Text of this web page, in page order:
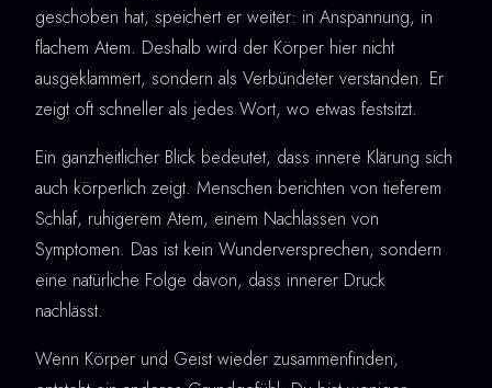
geschoben hat, speichert er weiter: in Anspannung, in
flachem Atem. Deshalb wird der Körper hier nicht
ausgeklammert, sondern als Verbündeter verstanden. Er
zeigt oft schneller als jedes Wort, wo etwas festsitzt.
Ein ganzheitlicher Blick bedeutet, dass innere Klärung sich
auch körperlich zeigt. Menschen berichten von tieferem
Schlaf, ruhigerem Atem, einem Nachlassen von
Symptomen. Das ist kein Wunderversprechen, sondern
eine natürliche Folge davon, dass innerer Druck
nachlässt.
Wenn Körper und Geist wieder zusammenfinden,